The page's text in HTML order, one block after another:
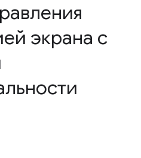
экрана с